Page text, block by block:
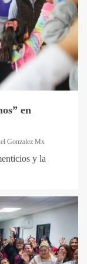
en
Gonzalez Mx
y la